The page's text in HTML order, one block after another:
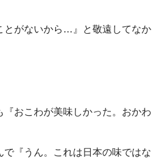
とがないから…』と敬遠してなか
おこわが美味しかった。おかわ
『うん。これは日本の味ではな